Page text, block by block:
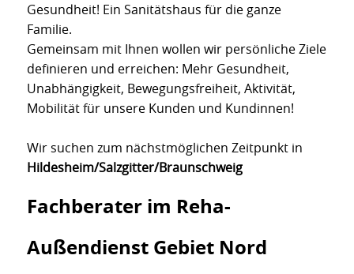
Gesundheit! Ein Sanitätshaus für die ganze
Familie.
Gemeinsam mit Ihnen wollen wir persönliche Ziele
definieren und erreichen: Mehr Gesundheit,
Unabhängigkeit, Bewegungsfreiheit, Aktivität,
Mobilität für unsere Kunden und Kundinnen!
Wir suchen zum nächstmöglichen Zeitpunkt in
Hildesheim/Salzgitter/Braunschweig
Fachberater im Reha-
Außendienst Gebiet Nord